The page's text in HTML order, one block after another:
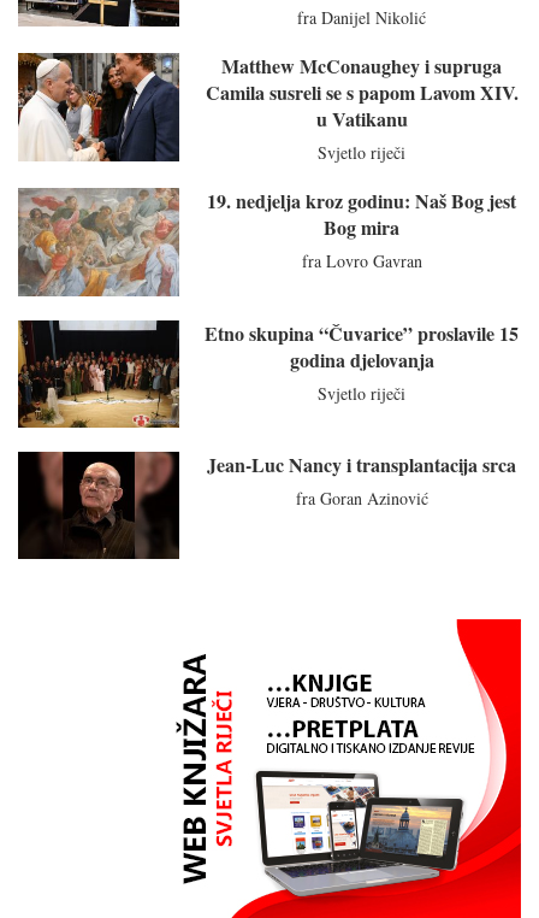
fra Danijel Nikolić
Matthew McConaughey i supruga
Camila susreli se s papom Lavom XIV.
u Vatikanu
Svjetlo riječi
19. nedjelja kroz godinu: Naš Bog jest
Bog mira
fra Lovro Gavran
Etno skupina “Čuvarice” proslavile 15
godina djelovanja
Svjetlo riječi
Jean-Luc Nancy i transplantacija srca
fra Goran Azinović